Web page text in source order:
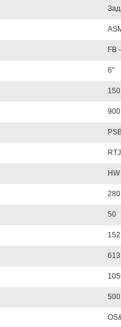
FB
6"
150
900
280
50
152
613
500